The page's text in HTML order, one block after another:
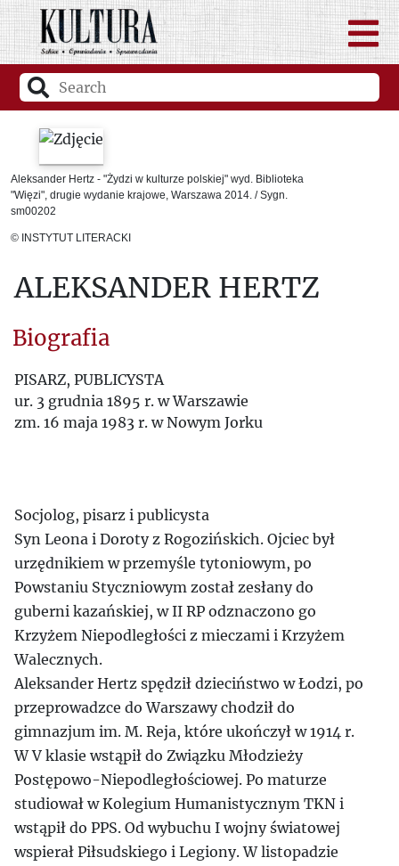
Aleksander Hertz - "Żydzi w kulturze polskiej" wyd. Biblioteka
"Więzi", drugie wydanie krajowe, Warszawa 2014. / Sygn.
sm00202
© INSTYTUT LITERACKI
ALEKSANDER HERTZ
Biografia
PISARZ, PUBLICYSTA
ur. 3 grudnia 1895 r. w Warszawie
zm. 16 maja 1983 r. w Nowym Jorku
Socjolog, pisarz i publicysta
Syn Leona i Doroty z Rogozińskich. Ojciec był
urzędnikiem w przemyśle tytoniowym, po
Powstaniu Styczniowym został zesłany do
guberni kazańskiej, w II RP odznaczono go
Krzyżem Niepodległości z mieczami i Krzyżem
Walecznych.
Aleksander Hertz spędził dzieciństwo w Łodzi, po
przeprowadzce do Warszawy chodził do
gimnazjum im. M. Reja, które ukończył w 1914 r.
W V klasie wstąpił do Związku Młodzieży
Postępowo-Niepodległościowej. Po maturze
studiował w Kolegium Humanistycznym TKN i
wstąpił do PPS. Od wybuchu I wojny światowej
wspierał Piłsudskiego i Legiony. W listopadzie